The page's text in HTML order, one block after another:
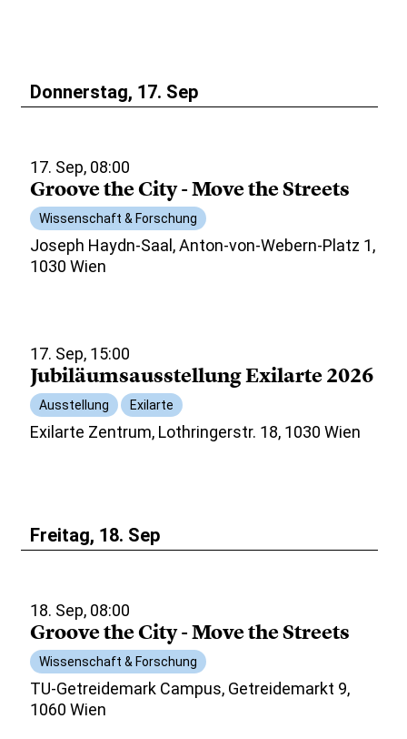
Donnerstag, 17. Sep
17. Sep, 08:00
Groove the City - Move the Streets
Wissenschaft & Forschung
Joseph Haydn-Saal, Anton-von-Webern-Platz 1,
1030 Wien
17. Sep, 15:00
Jubiläumsausstellung Exilarte 2026
Ausstellung Exilarte
Exilarte Zentrum, Lothringerstr. 18, 1030 Wien
Freitag, 18. Sep
18. Sep, 08:00
Groove the City - Move the Streets
Wissenschaft & Forschung
TU-Getreidemark Campus, Getreidemarkt 9,
1060 Wien